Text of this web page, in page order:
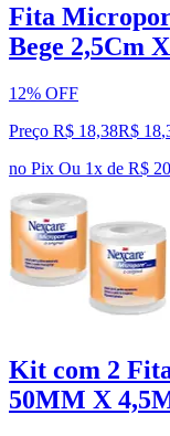
Fita
Bege 2,5Cm
12% OFF
Preço R$ 18,38R$ 18,
no Pix Ou 1x de R$
Kit com 2
50MM X